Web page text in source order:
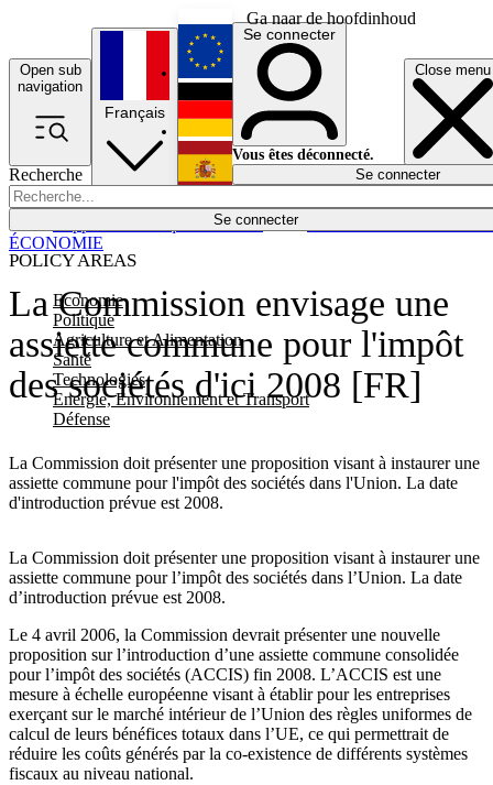
Ga naar de hoofdinhoud
Open sub
navigation
Close menu
Recherche
Se connecter
POLICY AREAS
Economie
Politique
Agriculture et Alimentation
Santé
Technologies
Energie, Environnement et Transport
Défense
Économie
Français
English
Deutsch
Español
Se connecter
Vous êtes déconnecté.
Se connecter
La Commission envisage une
assiette commune pour l'impôt
des sociétés d'ici 2008 [FR]
La Commission doit présenter une proposition visant à instaurer une
assiette commune pour l'impôt des sociétés dans l'Union. La date
d'introduction prévue est 2008.
ÉCONOMIE
La Commission doit présenter une proposition visant à instaurer une
assiette commune pour l’impôt des sociétés dans l’Union. La date
d’introduction prévue est 2008.
Le 4 avril 2006, la Commission devrait présenter une nouvelle
proposition sur l’introduction d’une assiette commune consolidée
pour l’impôt des sociétés (ACCIS) fin 2008. L’ACCIS est une
mesure à échelle européenne visant à établir pour les entreprises
exerçant sur le marché intérieur de l’Union des règles uniformes de
calcul de leurs bénéfices totaux dans l’UE, ce qui permettrait de
réduire les coûts générés par la co-existence de différents systèmes
fiscaux au niveau national.